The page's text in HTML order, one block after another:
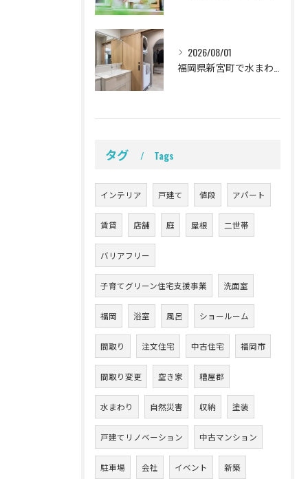
2026/08/01
福岡県新宮町で水まわりをまるごとリフォーム！2026年最新の費用相場と補助金活用法
タグ Tags
インテリア 戸建て 値段 アパート
賃貸 店舗 庭 屋根 二世帯
バリアフリー
子育てグリーン住宅支援事業 洗面室
福岡 浴室 風呂 ショールーム
間取り 注文住宅 中古住宅 福岡市
間取り変更 空き家 糟屋郡
水まわり 自然災害 収納 塗装
戸建てリノベーション 中古マンション
駐車場 会社 イベント 新築